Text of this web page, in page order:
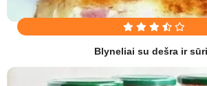
Blyneliai su dešra ir